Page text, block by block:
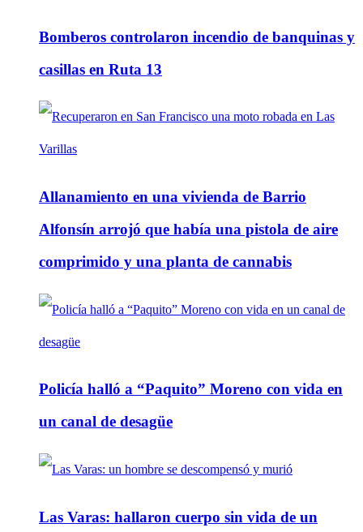
Bomberos controlaron incendio de banquinas y
casillas en Ruta 13
Allanamiento en una vivienda de Barrio
Alfonsín arrojó que había una pistola de aire
comprimido y una planta de cannabis
Policía halló a “Paquito” Moreno con vida en
un canal de desagüe
Las Varas: hallaron cuerpo sin vida de un